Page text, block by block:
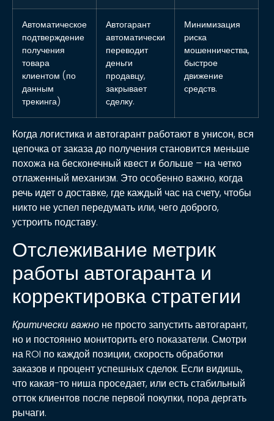
Автоматическое
подтверждение
получения
товара
клиентом (по
данным
трекинга)
Автогарант
автоматически
переводит
деньги
продавцу,
закрывает
сделку.
Минимизация
риска
мошенничества,
быстрое
движение
средств.
Когда логистика и автогарант работают в унисон, вся
цепочка от заказа до получения становится меньше
похожа на бесконечный квест и больше – на четко
отлаженный механизм. Это особенно важно, когда
речь идет о доставке, где каждый час на счету, чтобы
никто не успел передумать или, чего доброго,
устроить подставу.
Отслеживание метрик
работы автогаранта и
корректировка стратегии
Критически важно не просто запустить автогарант,
но и постоянно мониторить его показатели. Смотри
на ROI по каждой позиции, скорость обработки
заказов и процент успешных сделок. Если видишь,
что какая-то ниша проседает, или есть стабильный
отток клиентов после первой покупки, пора дергать
рычаги.